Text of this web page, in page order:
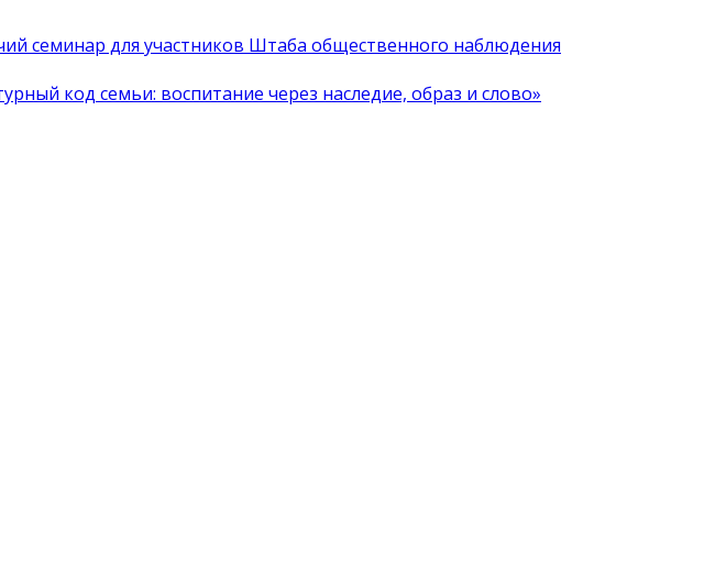
семинар для участников Штаба общественного наблюдения
код семьи: воспитание через наследие, образ и слово»